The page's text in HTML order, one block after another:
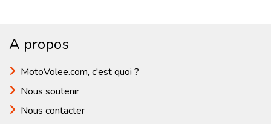
A propos
MotoVolee.com, c'est quoi ?
Nous soutenir
Nous contacter